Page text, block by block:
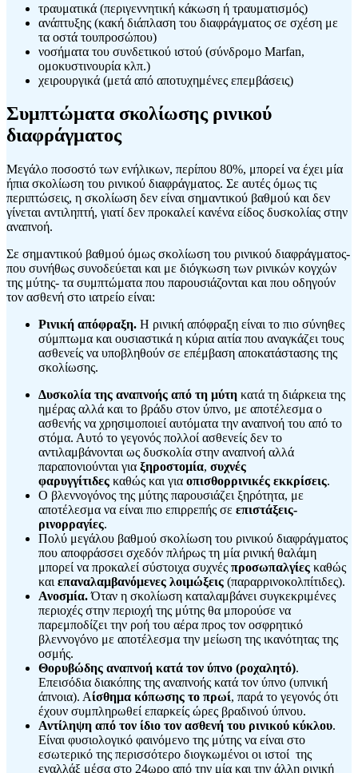
τραυματικά (περιγεννητική κάκωση ή τραυματισμός)
ανάπτυξης (κακή διάπλαση του διαφράγματος σε σχέση με
τα οστά τουπροσώπου)
νοσήματα του συνδετικού ιστού (σύνδρομο Marfan,
ομοκυστινουρία κλπ.)
χειρουργικά (μετά από αποτυχημένες επεμβάσεις)
Συμπτώματα σκολίωσης ρινικού
διαφράγματος
Μεγάλο ποσοστό των ενήλικων, περίπου 80%, μπορεί να έχει μία
ήπια σκολίωση του ρινικού διαφράγματος. Σε αυτές όμως τις
περιπτώσεις, η σκολίωση δεν είναι σημαντικού βαθμού και δεν
γίνεται αντιληπτή, γιατί δεν προκαλεί κανένα είδος δυσκολίας στην
αναπνοή.
Σε σημαντικού βαθμού όμως σκολίωση του ρινικού διαφράγματος-
που συνήθως συνοδεύεται και με διόγκωση των ρινικών κογχών
της μύτης- τα συμπτώματα που παρουσιάζονται και που οδηγούν
τον ασθενή στο ιατρείο είναι:
Ρινική απόφραξη. Η ρινική απόφραξη είναι το πιο σύνηθες
σύμπτωμα και ουσιαστικά η κύρια αιτία που αναγκάζει τους
ασθενείς να υποβληθούν σε επέμβαση αποκατάστασης της
σκολίωσης.
Δυσκολία της αναπνοής από τη μύτη κατά τη διάρκεια της
ημέρας αλλά και το βράδυ στον ύπνο, με αποτέλεσμα ο
ασθενής να χρησιμοποιεί αυτόματα την αναπνοή του από το
στόμα. Αυτό το γεγονός πολλοί ασθενείς δεν το
αντιλαμβάνονται ως δυσκολία στην αναπνοή αλλά
παραπονιούνται για ξηροστομία, συχνές
φαρυγγίτιδες καθώς και για οπισθορρινικές εκκρίσεις.
Ο βλεννογόνος της μύτης παρουσιάζει ξηρότητα, με
αποτέλεσμα να είναι πιο επιρρεπής σε επιστάξεις-
ρινορραγίες.
Πολύ μεγάλου βαθμού σκολίωση του ρινικού διαφράγματος
που αποφράσσει σχεδόν πλήρως τη μία ρινική θαλάμη
μπορεί να προκαλεί σύστοιχα συχνές προσωπαλγίες καθώς
και επαναλαμβανόμενες λοιμώξεις (παραρρινοκολπίτιδες).
Ανοσμία.Όταν η σκολίωση καταλαμβάνει συγκεκριμένες
περιοχές στην περιοχή της μύτης θα μπορούσε να
παρεμποδίζει την ροή του αέρα προς τον οσφρητικό
βλεννογόνο με αποτέλεσμα την μείωση της ικανότητας της
οσμής.
Θορυβώδης αναπνοή κατά τον ύπνο (ροχαλητό).
Επεισόδια διακόπης της αναπνοής κατά τον ύπνο (υπνική
άπνοια). Αίσθημα κόπωσης το πρωί, παρά το γεγονός ότι
έχουν συμπληρωθεί επαρκείς ώρες βραδινού ύπνου.
Αντίληψη από τον ίδιο τον ασθενή του ρινικού κύκλου.
Είναι φυσιολογικό φαινόμενο της μύτης να είναι στο
εσωτερικό της περισσότερο διογκωμένοι οι ιστοί της
εναλλάξ μέσα στο 24ωρο από την μία και την άλλη ρινική